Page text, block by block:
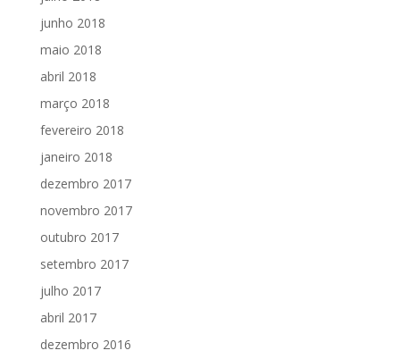
junho 2018
maio 2018
abril 2018
março 2018
fevereiro 2018
janeiro 2018
dezembro 2017
novembro 2017
outubro 2017
setembro 2017
julho 2017
abril 2017
dezembro 2016